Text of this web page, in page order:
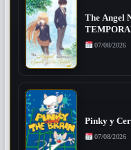
The Angel
07/08/2026
Pinky y
07/08/2026